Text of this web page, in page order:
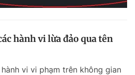
hành vi lừa đảo qua tên
vi vi phạm trên không gian